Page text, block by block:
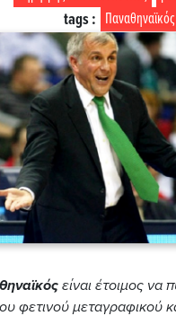
Παναθηναϊκός
tags :
είναι έτοιμος να
φετινού μεταγραφικού